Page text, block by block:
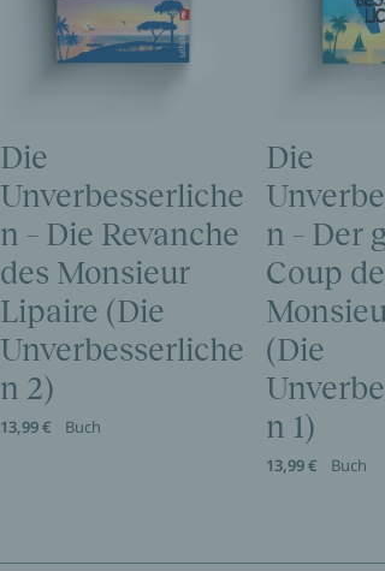
Die
Unverbesserliche
n – Die Revanche
des Monsieur
Lipaire (Die
Unverbesserliche
n 2)
13,99 € Buch
Die
n – Der
Coup
(Die
n 1)
13,99 € Buch